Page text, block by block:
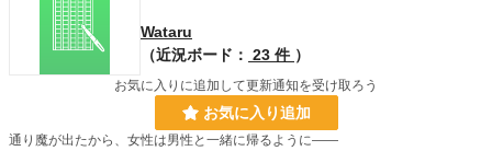
Wataru
（近況ボード： 23 件 ）
お気に入りに追加して更新通知を受け取ろう
お気に入り追加
通り魔が出たから、女性は男性と一緒に帰るように――